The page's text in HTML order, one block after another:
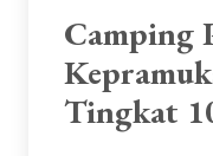
Camping
Tingkat